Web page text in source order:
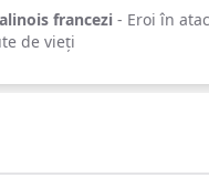
francezi - Eroi în
de vieți